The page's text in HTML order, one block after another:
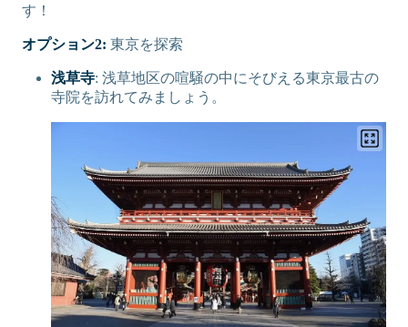
す！
オプション2: 東京を探索
浅草寺: 浅草地区の喧騒の中にそびえる東京最古の
寺院を訪れてみましょう。